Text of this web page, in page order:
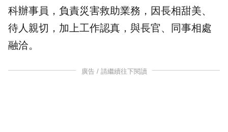
科辦事員，負責災害救助業務，因長相甜美、
待人親切，加上工作認真，與長官、同事相處
融洽。
廣告 / 請繼續往下閱讀